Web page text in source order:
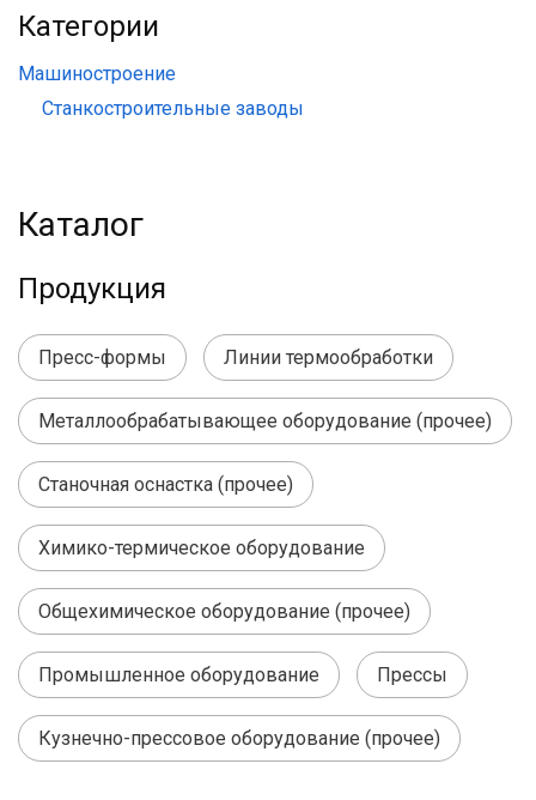
Категории
Машиностроение
Станкостроительные заводы
Каталог
Продукция
Пресс-формы Линии термообработки
Металлообрабатывающее оборудование (прочее)
Станочная оснастка (прочее)
Химико-термическое оборудование
Общехимическое оборудование (прочее)
Промышленное оборудование Прессы
Кузнечно-прессовое оборудование (прочее)